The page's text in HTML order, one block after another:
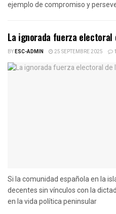
ejemplo de compromiso y
La ignorada fuerza electoral
BYESC-ADMIN 25 SEPTEMBRE 2025 1
Si la comunidad española en la
decentes sin vínculos con la
en la vida política peninsular